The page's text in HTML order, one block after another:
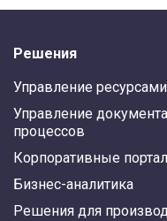
Решения
Управление
Управление
процессов
Корпоративные
Бизнес-аналитика
Решения для